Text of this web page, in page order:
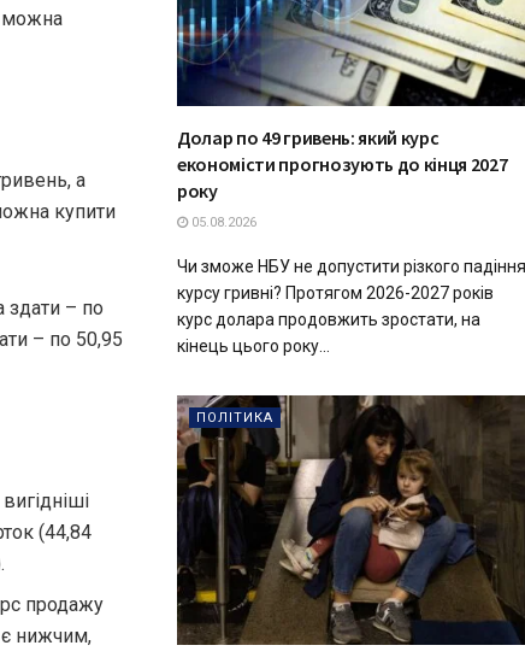
можна
а
купити
здати – по
– по 50,95
(44,84
продажу
є нижчим,
Долар по 49 гривень: який курс
економісти прогнозують до кінця 2027
року
05.08.2026
Чи зможе НБУ не допустити різкого падіння
курсу гривні? Протягом 2026-2027 років
курс долара продовжить зростати, на
кінець цього року...
ПОЛІТИКА